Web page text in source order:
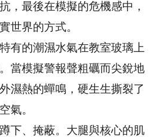
，最後在模擬的危機感中，
世界的方式。
有的潮濕水氣在教室玻璃上
當模擬警報聲粗礪而尖銳地
濕熱的蟬鳴，硬生生撕裂了
氣。
下、掩蔽。大腿與核心的肌